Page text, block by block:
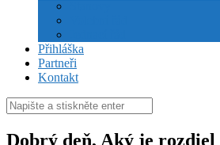
Přihláška
Partneři
Kontakt
Hledat:
Dobrý deň, Aký je